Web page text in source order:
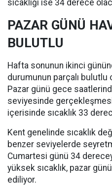
sıcaklığı ise 34 derece
PAZAR GÜNÜ
BULUTLU
Hafta sonunun ikinci
durumunun parçalı bulutlu
Pazar günü gece
seviyesinde
içerisinde sıcaklık 33
Kent genelinde sıcaklık
benzer seviyelerde
Cumartesi günü 34
yüksek sıcaklık, pazar
ediliyor.